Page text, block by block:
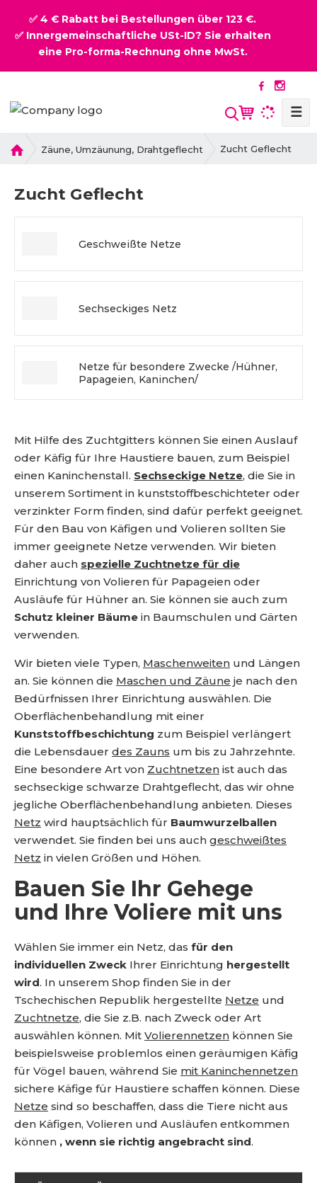
✅ 4 € Rabatt bei Bestellungen über 123 €.
✅ Innergemeinschaftliche USt-ID? Sie erhalten
eine Pro-forma-Rechnung ohne MwSt.
S
c
☰
o
e
Zäune, Umzäunung, Drahtgeflecht Zucht Geflecht
Zucht Geflecht
Geschweißte Netze
Sechseckiges Netz
Netze für besondere Zwecke /Hühner,
Papageien, Kaninchen/
Mit Hilfe des Zuchtgitters können Sie einen Auslauf
oder Käfig für Ihre Haustiere bauen, zum Beispiel
einen Kaninchenstall. Sechseckige Netze, die Sie in
unserem Sortiment in kunststoffbeschichteter oder
verzinkter Form finden, sind dafür perfekt geeignet.
Für den Bau von Käfigen und Volieren sollten Sie
immer geeignete Netze verwenden. Wir bieten
daher auch spezielle Zuchtnetze für die
Einrichtung von Volieren für Papageien oder
Ausläufe für Hühner an. Sie können sie auch zum
Schutz kleiner Bäume in Baumschulen und Gärten
verwenden.
Wir bieten viele Typen, Maschenweiten und Längen
an. Sie können die Maschen und Zäune je nach den
Bedürfnissen Ihrer Einrichtung auswählen. Die
Oberflächenbehandlung mit einer
Kunststoffbeschichtung zum Beispiel verlängert
die Lebensdauer des Zauns um bis zu Jahrzehnte.
Eine besondere Art von Zuchtnetzen ist auch das
sechseckige schwarze Drahtgeflecht, das wir ohne
jegliche Oberflächenbehandlung anbieten. Dieses
Netz wird hauptsächlich für Baumwurzelballen
verwendet. Sie finden bei uns auch geschweißtes
Netz in vielen Größen und Höhen.
Bauen Sie Ihr Gehege
und Ihre Voliere mit uns
Wählen Sie immer ein Netz, das für den
individuellen Zweck Ihrer Einrichtung hergestellt
wird. In unserem Shop finden Sie in der
Tschechischen Republik hergestellte Netze und
Zuchtnetze, die Sie z.B. nach Zweck oder Art
auswählen können. Mit Volierennetzen können Sie
beispielsweise problemlos einen geräumigen Käfig
für Vögel bauen, während Sie mit Kaninchennetzen
sichere Käfige für Haustiere schaffen können. Diese
Netze sind so beschaffen, dass die Tiere nicht aus
den Käfigen, Volieren und Ausläufen entkommen
können , wenn sie richtig angebracht sind.